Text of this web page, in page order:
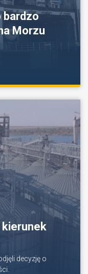
bardzo
Morzu
kierunek
decyzję o